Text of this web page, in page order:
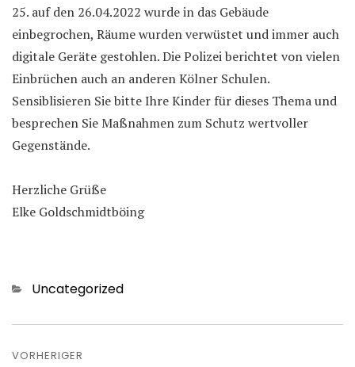
25. auf den 26.04.2022 wurde in das Gebäude
einbegrochen, Räume wurden verwüstet und immer auch
digitale Geräte gestohlen. Die Polizei berichtet von vielen
Einbrüchen auch an anderen Kölner Schulen.
Sensiblisieren Sie bitte Ihre Kinder für dieses Thema und
besprechen Sie Maßnahmen zum Schutz wertvoller
Gegenstände.
Herzliche Grüße
Elke Goldschmidtböing
Kategorien
Uncategorized
VORHERIGER